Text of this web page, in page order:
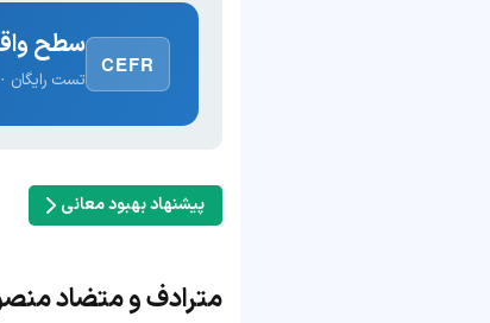
CEFR
سطح
تست رایگان · ۳۰ سوال · نتیجه فوری
پیشنهاد بهبود معانی
مترادف و متضاد